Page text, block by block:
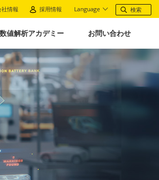
社情報 採用情報 Language
値解析アカデミー お問い合わせ